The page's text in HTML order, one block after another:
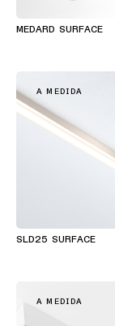
MEDARD SURFACE
A MEDIDA
SLD25 SURFACE
A MEDIDA